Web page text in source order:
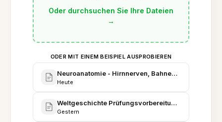
Oder durchsuchen Sie Ihre Dateien
→
ODER MIT EINEM BEISPIEL AUSPROBIEREN
Neuroanatomie - Hirnnerven, Bahnen und klinische
Heute
Weltgeschichte Prüfungsvorbereitung - 1870 bis
Gestern